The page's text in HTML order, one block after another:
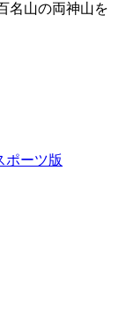
名山の両神山を